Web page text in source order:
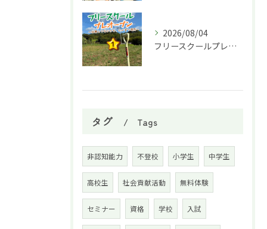
2026/08/04
フリースクールプレオープン①
タグ Tags
非認知能力 不登校 小学生 中学生
高校生 社会貢献活動 無料体験
セミナー 資格 学校 入試